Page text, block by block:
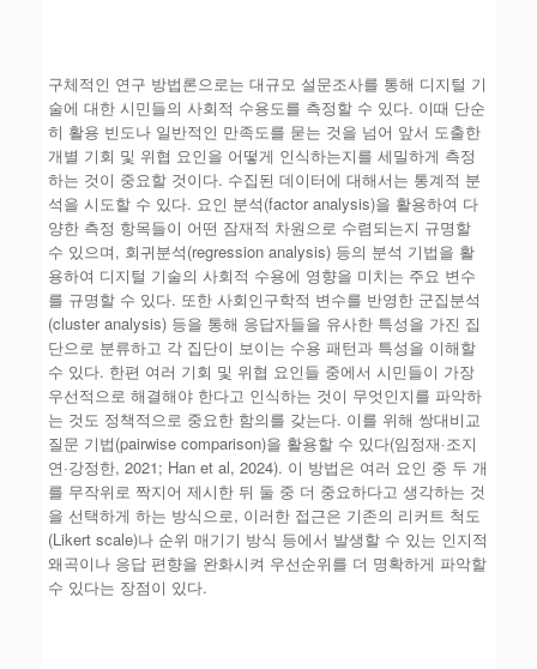
구체적인 연구 방법론으로는 대규모 설문조사를 통해 디지털 기
술에 대한 시민들의 사회적 수용도를 측정할 수 있다. 이때 단순
히 활용 빈도나 일반적인 만족도를 묻는 것을 넘어 앞서 도출한
개별 기회 및 위협 요인을 어떻게 인식하는지를 세밀하게 측정
하는 것이 중요할 것이다. 수집된 데이터에 대해서는 통계적 분
석을 시도할 수 있다. 요인 분석(factor analysis)을 활용하여 다
양한 측정 항목들이 어떤 잠재적 차원으로 수렴되는지 규명할
수 있으며, 회귀분석(regression analysis) 등의 분석 기법을 활
용하여 디지털 기술의 사회적 수용에 영향을 미치는 주요 변수
를 규명할 수 있다. 또한 사회인구학적 변수를 반영한 군집분석
(cluster analysis) 등을 통해 응답자들을 유사한 특성을 가진 집
단으로 분류하고 각 집단이 보이는 수용 패턴과 특성을 이해할
수 있다. 한편 여러 기회 및 위협 요인들 중에서 시민들이 가장
우선적으로 해결해야 한다고 인식하는 것이 무엇인지를 파악하
는 것도 정책적으로 중요한 함의를 갖는다. 이를 위해 쌍대비교
질문 기법(pairwise comparison)을 활용할 수 있다(임정재·조지
연·강정한, 2021; Han et al, 2024). 이 방법은 여러 요인 중 두 개
를 무작위로 짝지어 제시한 뒤 둘 중 더 중요하다고 생각하는 것
을 선택하게 하는 방식으로, 이러한 접근은 기존의 리커트 척도
(Likert scale)나 순위 매기기 방식 등에서 발생할 수 있는 인지적
왜곡이나 응답 편향을 완화시켜 우선순위를 더 명확하게 파악할
수 있다는 장점이 있다.